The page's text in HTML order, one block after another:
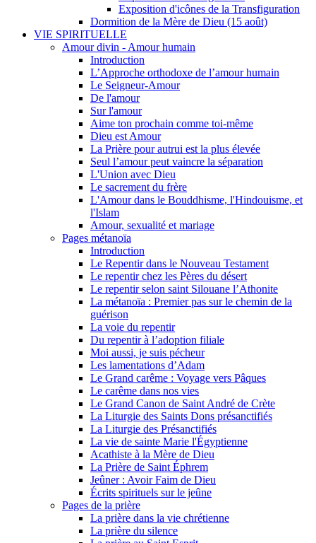
Exposition d'icônes de la Transfiguration
Dormition de la Mère de Dieu (15 août)
VIE SPIRITUELLE
Amour divin - Amour humain
Introduction
L’Approche orthodoxe de l’amour humain
Le Seigneur-Amour
De l'amour
Sur l'amour
Aime ton prochain comme toi-même
Dieu est Amour
La Prière pour autrui est la plus élevée
Seul l’amour peut vaincre la séparation
L'Union avec Dieu
Le sacrement du frère
L'Amour dans le Bouddhisme, l'Hindouisme, et
l'Islam
Amour, sexualité et mariage
Pages métanoïa
Introduction
Le Repentir dans le Nouveau Testament
Le repentir chez les Pères du désert
Le repentir selon saint Silouane l’Athonite
La métanoïa : Premier pas sur le chemin de la
guérison
La voie du repentir
Du repentir à l’adoption filiale
Moi aussi, je suis pécheur
Les lamentations d’Adam
Le Grand carême : Voyage vers Pâques
Le carême dans nos vies
Le Grand Canon de Saint André de Crète
La Liturgie des Saints Dons présanctifiés
La Liturgie des Présanctifiés
La vie de sainte Marie l'Égyptienne
Acathiste à la Mère de Dieu
La Prière de Saint Éphrem
Jeûner : Avoir Faim de Dieu
Écrits spirituels sur le jeûne
Pages de la prière
La prière dans la vie chrétienne
La prière du silence